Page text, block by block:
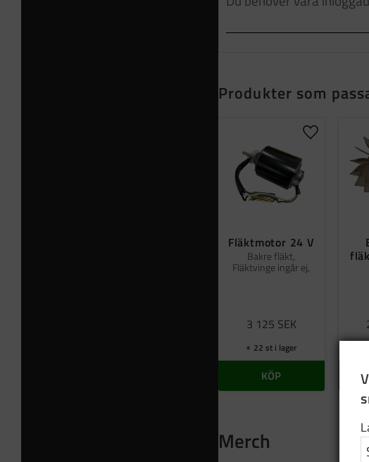
Produkter som
Fläktmotor 24 V
Bakre fläkt,
Fläktvinge ingår ej,
3 125 SEK
Lägg till i
22 st i lager
KÖP
Merch